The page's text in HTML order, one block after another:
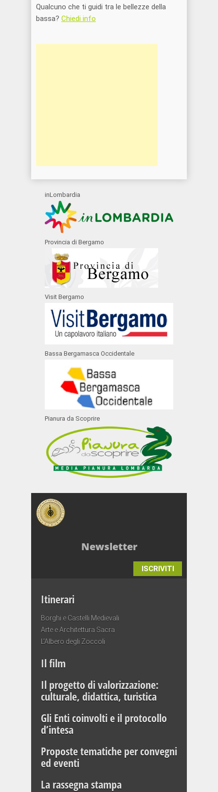
Qualcuno che ti guidi tra le bellezze della
bassa? Chiedi info
inLombardia
Provincia di Bergamo
Visit Bergamo
Bassa Bergamasca Occidentale
Pianura da Scoprire
Newsletter
ISCRIVITI
Itinerari
Borghi e Castelli Medievali
Arte e Architettura Sacra
L’Albero degli Zoccoli
Il film
Il progetto di valorizzazione:
culturale, didattica, turistica
Gli Enti coinvolti e il protocollo
d’intesa
Proposte tematiche per convegni
ed eventi
La rassegna stampa